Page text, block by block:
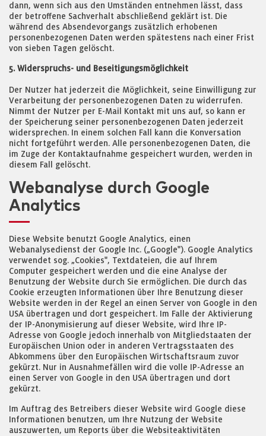
dann, wenn sich aus den Umständen entnehmen lässt, dass
der betroffene Sachverhalt abschließend geklärt ist. Die
während des Absendevorgangs zusätzlich erhobenen
personenbezogenen Daten werden spätestens nach einer Frist
von sieben Tagen gelöscht.
5. Widerspruchs- und Beseitigungsmöglichkeit
Der Nutzer hat jederzeit die Möglichkeit, seine Einwilligung zur
Verarbeitung der personenbezogenen Daten zu widerrufen.
Nimmt der Nutzer per E-Mail Kontakt mit uns auf, so kann er
der Speicherung seiner personenbezogenen Daten jederzeit
widersprechen. In einem solchen Fall kann die Konversation
nicht fortgeführt werden. Alle personenbezogenen Daten, die
im Zuge der Kontaktaufnahme gespeichert wurden, werden in
diesem Fall gelöscht.
Webanalyse durch Google
Analytics
Diese Website benutzt Google Analytics, einen
Webanalysedienst der Google Inc. („Google"). Google Analytics
verwendet sog. „Cookies", Textdateien, die auf Ihrem
Computer gespeichert werden und die eine Analyse der
Benutzung der Website durch Sie ermöglichen. Die durch das
Cookie erzeugten Informationen über Ihre Benutzung dieser
Website werden in der Regel an einen Server von Google in den
USA übertragen und dort gespeichert. Im Falle der Aktivierung
der IP-Anonymisierung auf dieser Website, wird Ihre IP-
Adresse von Google jedoch innerhalb von Mitgliedstaaten der
Europäischen Union oder in anderen Vertragsstaaten des
Abkommens über den Europäischen Wirtschaftsraum zuvor
gekürzt. Nur in Ausnahmefällen wird die volle IP-Adresse an
einen Server von Google in den USA übertragen und dort
gekürzt.
Im Auftrag des Betreibers dieser Website wird Google diese
Informationen benutzen, um Ihre Nutzung der Website
auszuwerten, um Reports über die Websiteaktivitäten